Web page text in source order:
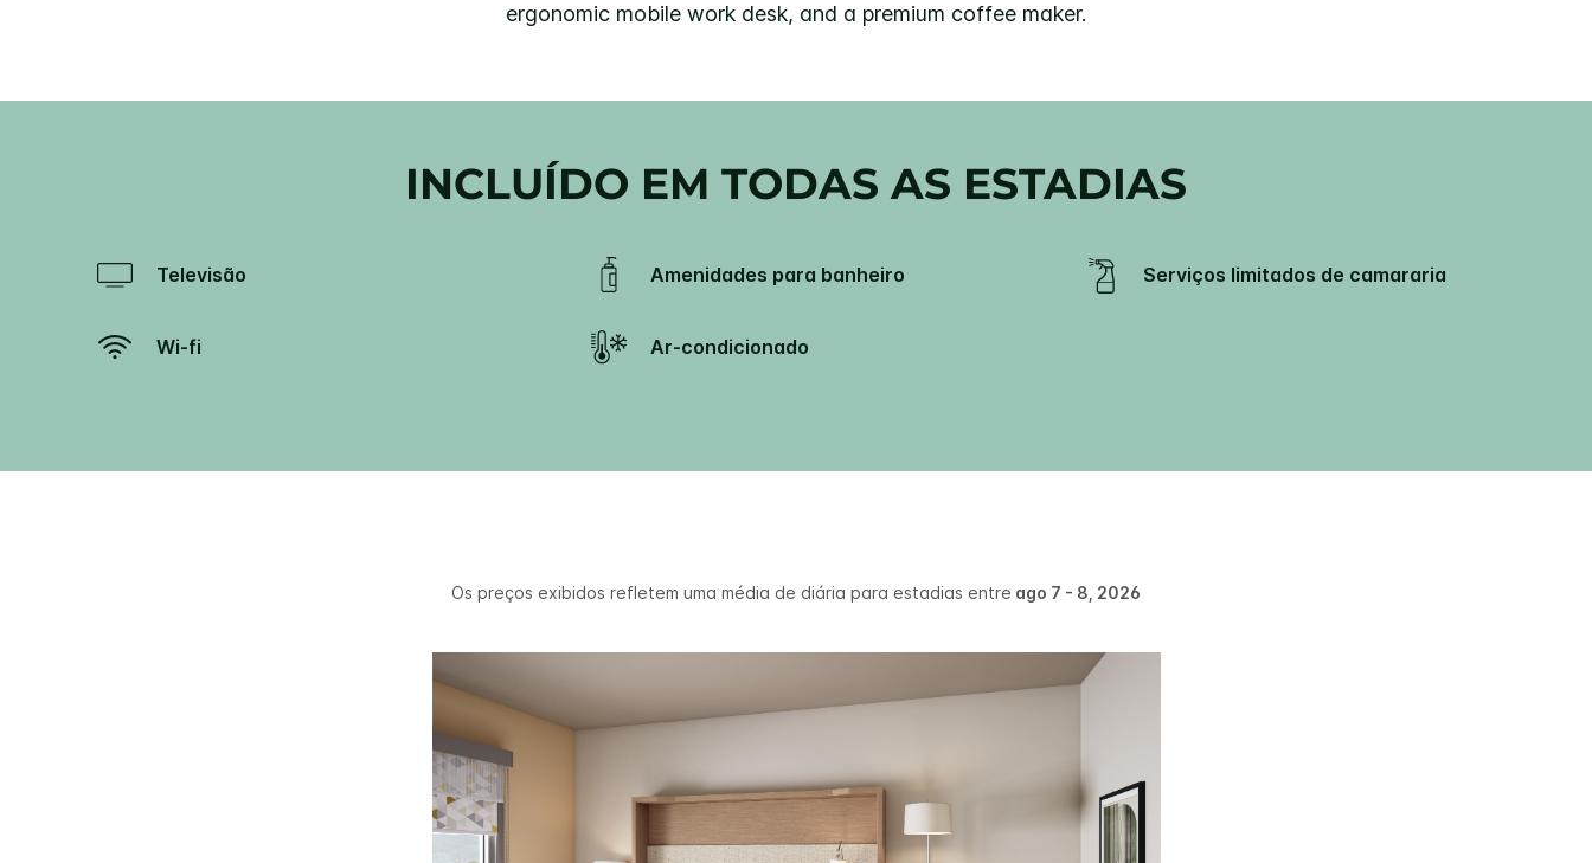
ergonomic mobile work desk, and a premium coffee maker.
INCLUÍDO EM TODAS AS ESTADIAS
Televisão Amenidades para banheiro Serviços limitados de camararia
Wi-fi Ar-condicionado
Os preços exibidos refletem uma média de diária para estadias entre ago 7 - 8, 2026